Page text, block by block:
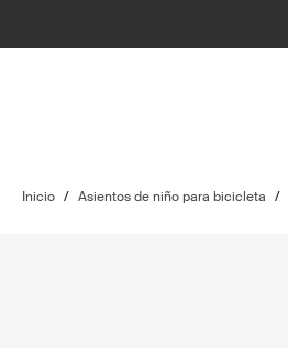
Inicio / Asientos de niño para bicicleta /